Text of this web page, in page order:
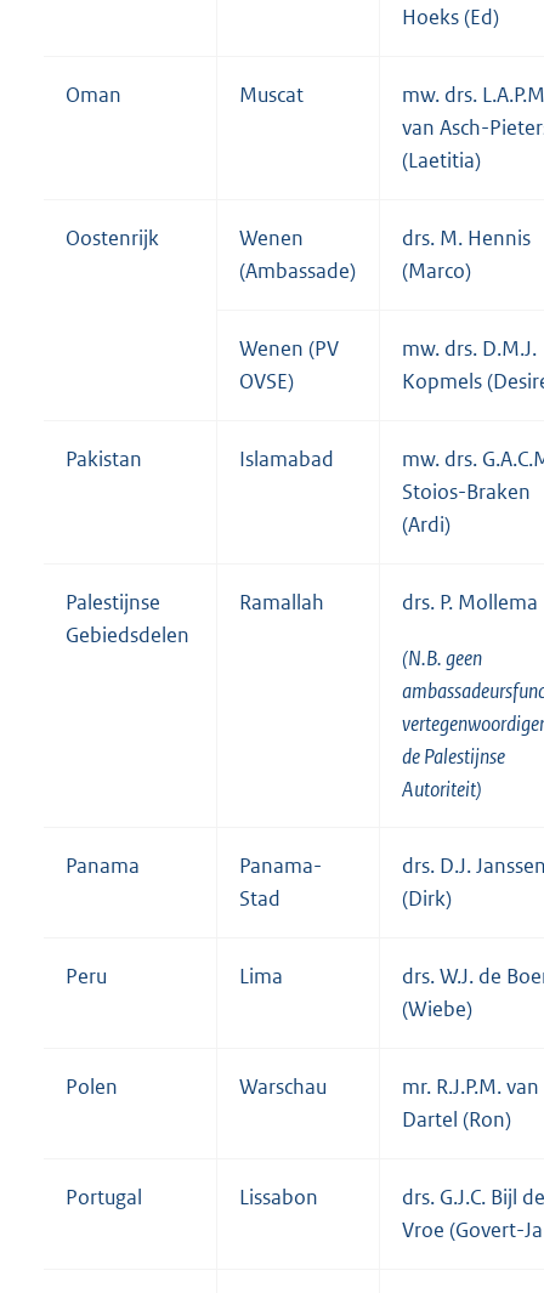
Hoeks (Ed)
Oman Muscat
mw. drs.
van Asch-
(Laetitia)
Oostenrijk
Wenen
(Ambassade)
drs. M. Hennis
(Marco)
Wenen (PV
OVSE)
mw. drs. D.M.J.
Kopmels
Pakistan Islamabad
mw. drs.
Stoios-Braken
(Ardi)
Palestijnse
Gebiedsdelen
Ramallah drs. P. Mollema
(N.B. geen
de Palestijnse
Autoriteit)
Panama
Panama-
Stad
drs. D.J.
(Dirk)
Peru Lima
drs. W.J. de
(Wiebe)
Polen Warschau
mr. R.J.P.M. van
Dartel (Ron)
Portugal Lissabon
drs. G.J.C. Bijl de
Vroe (Govert-